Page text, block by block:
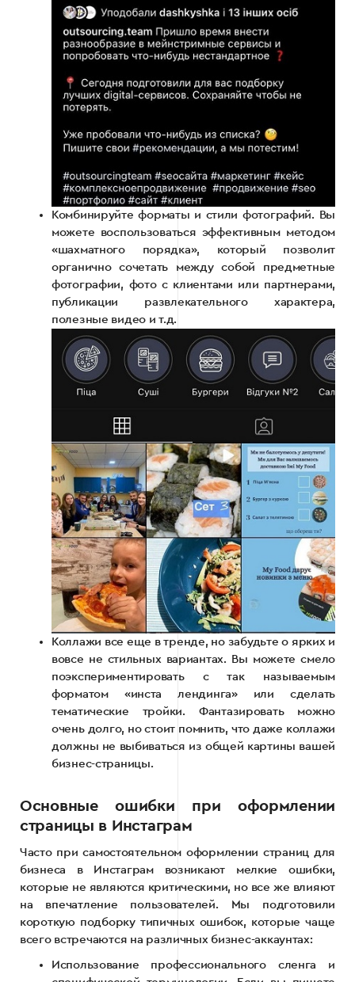
Комбинируйте форматы и стили фотографий. Вы
можете воспользоваться эффективным методом
«шахматного порядка», который позволит
органично сочетать между собой предметные
фотографии, фото с клиентами или партнерами,
публикации развлекательного характера,
полезные видео и т.д.
Коллажи все еще в тренде, но забудьте о ярких и
вовсе не стильных вариантах. Вы можете смело
поэкспериментировать с так называемым
форматом «инста лендинга» или сделать
тематические тройки. Фантазировать можно
очень долго, но стоит помнить, что даже коллажи
должны не выбиваться из общей картины вашей
бизнес-страницы.
Основные ошибки при оформлении
страницы в Инстаграм
Часто при самостоятельном оформлении страниц для
бизнеса в Инстаграм возникают мелкие ошибки,
которые не являются критическими, но все же влияют
на впечатление пользователей. Мы подготовили
короткую подборку типичных ошибок, которые чаще
всего встречаются на различных бизнес-аккаунтах:
Использование профессионального сленга и